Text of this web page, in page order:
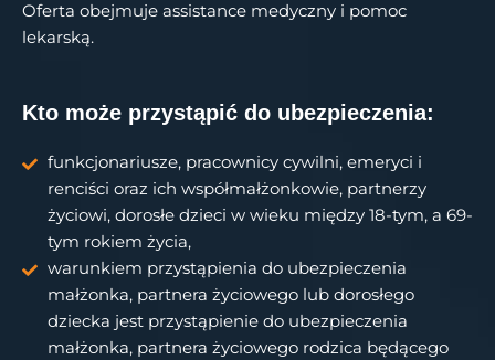
Oferta obejmuje assistance medyczny i pomoc
lekarską.
Kto może przystąpić do ubezpieczenia:
funkcjonariusze, pracownicy cywilni, emeryci i
renciści oraz ich współmałżonkowie, partnerzy
życiowi, dorosłe dzieci w wieku między 18-tym, a 69-
tym rokiem życia,
warunkiem przystąpienia do ubezpieczenia
małżonka, partnera życiowego lub dorosłego
dziecka jest przystąpienie do ubezpieczenia
małżonka, partnera życiowego rodzica będącego